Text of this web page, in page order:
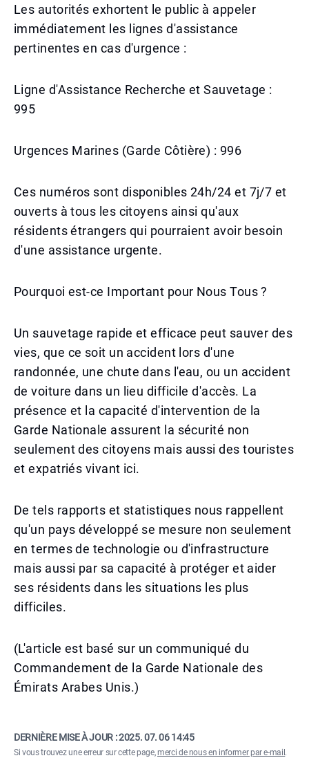
Les autorités exhortent le public à appeler
immédiatement les lignes d'assistance
pertinentes en cas d'urgence :
Ligne d'Assistance Recherche et Sauvetage :
995
Urgences Marines (Garde Côtière) : 996
Ces numéros sont disponibles 24h/24 et 7j/7 et
ouverts à tous les citoyens ainsi qu'aux
résidents étrangers qui pourraient avoir besoin
d'une assistance urgente.
Pourquoi est-ce Important pour Nous Tous ?
Un sauvetage rapide et efficace peut sauver des
vies, que ce soit un accident lors d'une
randonnée, une chute dans l'eau, ou un accident
de voiture dans un lieu difficile d'accès. La
présence et la capacité d'intervention de la
Garde Nationale assurent la sécurité non
seulement des citoyens mais aussi des touristes
et expatriés vivant ici.
De tels rapports et statistiques nous rappellent
qu'un pays développé se mesure non seulement
en termes de technologie ou d'infrastructure
mais aussi par sa capacité à protéger et aider
ses résidents dans les situations les plus
difficiles.
(L'article est basé sur un communiqué du
Commandement de la Garde Nationale des
Émirats Arabes Unis.)
DERNIÈRE MISE À JOUR :2025. 07. 06 14:45
Si vous trouvez une erreur sur cette page,merci de nous en informer par e-mail .